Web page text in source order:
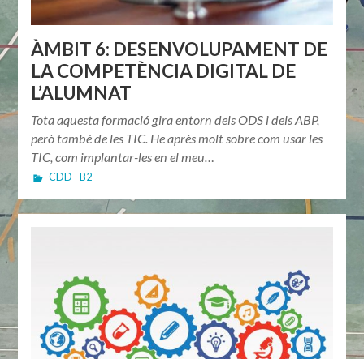
ÀMBIT 6: DESENVOLUPAMENT DE
LA COMPETÈNCIA DIGITAL DE
L’ALUMNAT
Tota aquesta formació gira entorn dels ODS i dels ABP,
però també de les TIC. He après molt sobre com usar les
TIC, com implantar-les en el meu…
CDD - B2